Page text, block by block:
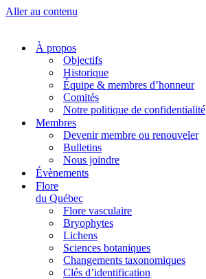
Aller au contenu
À propos
Objectifs
Historique
Équipe & membres d’honneur
Comités
Notre politique de confidentialité
Membres
Devenir membre ou renouveler
Bulletins
Nous joindre
Évènements
Flore
du Québec
Flore vasculaire
Bryophytes
Lichens
Sciences botaniques
Changements taxonomiques
Clés d’identification